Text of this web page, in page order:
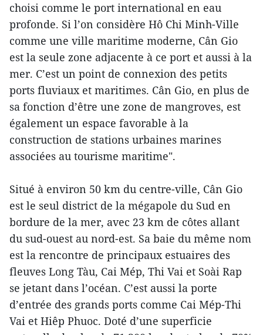
choisi comme le port international en eau
profonde. Si l’on considère Hô Chi Minh-Ville
comme une ville maritime moderne, Cân Gio
est la seule zone adjacente à ce port et aussi à la
mer. C’est un point de connexion des petits
ports fluviaux et maritimes. Cân Gio, en plus de
sa fonction d’être une zone de mangroves, est
également un espace favorable à la
construction de stations urbaines marines
associées au tourisme maritime".
Situé à environ 50 km du centre-ville, Cân Gio
est le seul district de la mégapole du Sud en
bordure de la mer, avec 23 km de côtes allant
du sud-ouest au nord-est. Sa baie du même nom
est la rencontre de principaux estuaires des
fleuves Long Tàu, Cai Mép, Thi Vai et Soài Rap
se jetant dans l’océan. C’est aussi la porte
d’entrée des grands ports comme Cai Mép-Thi
Vai et Hiêp Phuoc. Doté d’une superficie